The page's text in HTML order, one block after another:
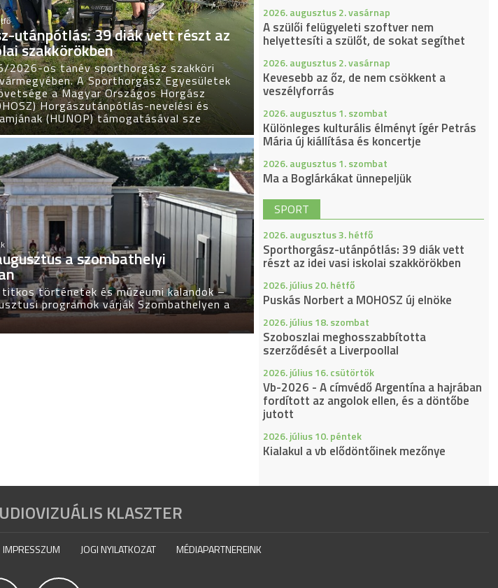
utánpótlás: 39 diák vett részt az
szakkörökben
2026-os tanév sporthorgász szakköri
A Sporthorgász Egyesületek
a Magyar Országos Horgász
Horgászutánpótlás-nevelési és
(HUNOP) támogatásával sze
a szombathelyi
történetek és múzeumi kalandok –
programok várják Szombathelyen a
2026. augusztus 2. vasárnap
A szülői felügyeleti szoftver nem
helyettesíti a szülőt, de sokat segíthet
2026. augusztus 2. vasárnap
Kevesebb az őz, de nem csökkent a
veszélyforrás
2026. augusztus 1. szombat
Különleges kulturális élményt ígér Petrás
Mária új kiállítása és koncertje
2026. augusztus 1. szombat
Ma a Boglárkákat ünnepeljük
SPORT
2026. augusztus 3. hétfő
Sporthorgász-utánpótlás: 39 diák vett
részt az idei vasi iskolai szakkörökben
2026. július 20. hétfő
Puskás Norbert a MOHOSZ új elnöke
2026. július 18. szombat
Szoboszlai meghosszabbította
szerződését a Liverpoollal
2026. július 16. csütörtök
Vb-2026 - A címvédő Argentína a hajrában
fordított az angolok ellen, és a döntőbe
jutott
2026. július 10. péntek
Kialakul a vb elődöntőinek mezőnye
KLASZTER
IMPRESSZUM JOGI NYILATKOZAT MÉDIAPARTNEREINK